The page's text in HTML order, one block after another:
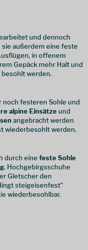
und dennoch
sie außerdem eine feste
in offenem
Gepäck mehr Halt und
werden.
noch festeren Sohle und
alpine Einsätzeund
angebracht werden
wiederbesohlt werden.
durch eine feste Sohle
. Hochgebirgsschuhe
Gletscher den
steigeisenfest“
wiederbesohlbar.